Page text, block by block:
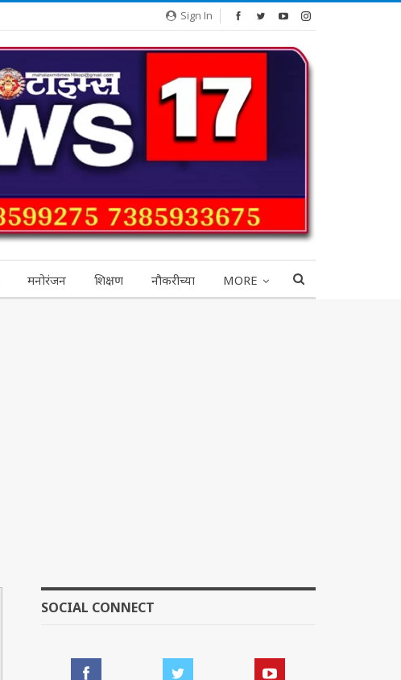
Sign In
मनोरंजन शिक्षण नौकरीच्या MORE
SOCIAL CONNECT